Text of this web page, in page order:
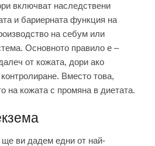
включват наследствени
и бариерната функция на
на себум или
Основното правило е –
от кожата, дори ако
Вместо това,
на кожата с промяна в диетата.
ви дадем едни от най-